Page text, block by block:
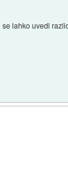
lahko uvedl